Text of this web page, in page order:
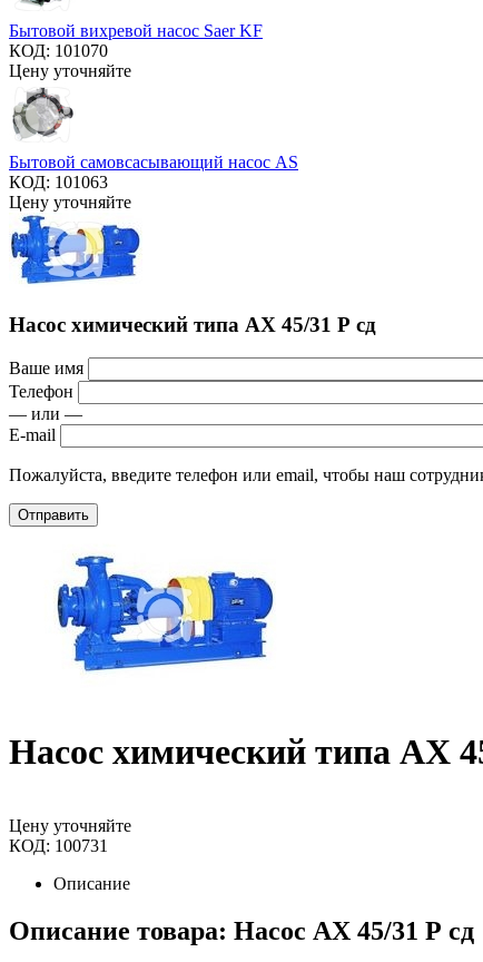
Бытовой вихревой насос Saer KF
КОД: 101070
Цену уточняйте
Бытовой самовсасывающий насос AS
КОД: 101063
Цену уточняйте
Насос химический типа АХ 45/31 Р сд
Ваше имя
Телефон
— или —
E-mail
Пожалуйста, введите телефон или email, чтобы наш
Отправить
Насос химический типа АХ
Цену уточняйте
КОД: 100731
Описание
Описание товара: Насос АХ 45/31 Р сд